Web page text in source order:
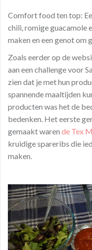
Comfort food ten top:
chili, romige guacamole
maken en een genot om
Zoals eerder op de
aan een challenge voor
zien dat je met hun
spannende maaltijden
producten was het de
bedenken. Het eerste
gemaakt waren de Tex
kruidige spareribs die
maken.